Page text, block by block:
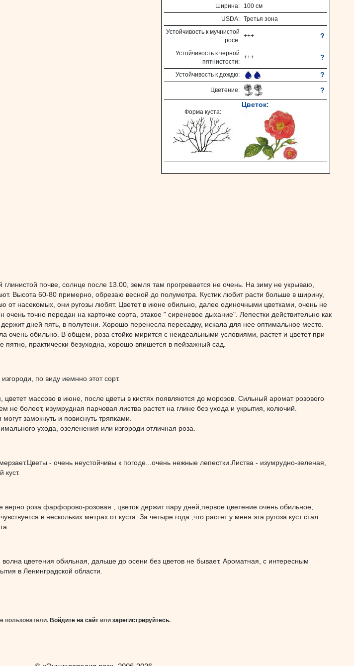
Ширина: 100 см
USDA: Третья зона
Устойчивость к мучнистой
росе:
+++ ?
Устойчивость к черной
пятнистости:
+++ ?
Устойчивость к дождю: ?
Цветение: ?
Форма куста:
Цветок:
почве, солнце после 13.00, земля там прогревается не очень. На зиму не укрываю,
Высота 60-80 примерно, обрезаю весной до полуметра. Кустик любит расти больше в ширину,
от насекомых, они ругозы любят. Цветет в июне обильно, далее одиночными цветками, очень не
точно передан на карточке сорта, этакое " сиреневое дыхание". Лепестки действительно как
дней пять, в полутени. Хорошо перенесла пересадку, искала для нее оптимальное место.
очень обильно. В общем, роза стойко мирится с неидеальными условиями, растет и цветет при
пятно, практически безуходна, хорошо впишется в пейзажный сад.
по виду иемнно этот сорт.
массово в июне, после цветы в кистях появляются до морозов. Сильный аромат розового
не болеет, изумрудная парчовая листва растет на глине без ухода и укрытия, колючий.
замокнуть и повиснуть тряпками.
ухода, озеленения или изгороди отличная роза.
- очень неустойчивы к погоде...очень нежные лепестки.Листва - изумрудно-зеленая,
куст.
роза фарфорово-розовая , цветок держит пару дней,первое цветение очень обильное,
в нескольких метрах от куста. За четыре года ,что растет у меня эта ругоза куст стал
цветения обильная, дальше до осени без цветов не бывает. Ароматная, с интересным
в Ленинградской области.
пользователи. Войдите на сайт или зарегистрируйтесь.